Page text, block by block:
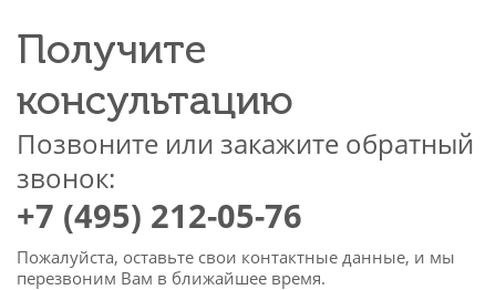
Получите
консультацию
Позвоните или закажите обратный
звонок:
+7 (495) 212-05-76
Пожалуйста, оставьте свои контактные данные, и мы
перезвоним Вам в ближайшее время.